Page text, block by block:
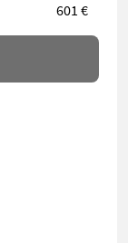
601 €